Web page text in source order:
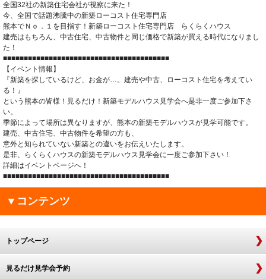
全国32社の新築住宅会社が視察に来た！
今、全国で話題沸騰中の新築ローコスト住宅専門店
熊本でＮｏ．１を目指す！新築ローコスト住宅専門店 らくらくハウス
建売はもちろん、中古住宅、中古物件と同じ価格で新築が買える時代になりまし
た！
■■■■■■■■■■■■■■■■■■■■■■■■■■■■■■■■■■■■■■■■
【イベント情報】
『新築を探しているけど、お金が…。建売や中古、ローコスト住宅を考えてい
る！』
という熊本の皆様！見るだけ！新築モデルハウス見学会へ是非一度ご参加下さ
い。
季節によって場所は異なりますが、熊本の新築モデルハウスが見学可能です。
建売、中古住宅、中古物件を希望の方も、
意外と知られていない新築との違いをお伝えいたします。
是非、らくらくハウスの新築モデルハウス見学会に一度ご参加下さい！
詳細はイベントページへ！
■■■■■■■■■■■■■■■■■■■■■■■■■■■■■■■■■■■■■■■■
▼コンテンツ
トップページ
見るだけ見学会予約